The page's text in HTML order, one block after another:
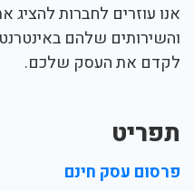
אנו עוזרים לחברות להציג
והשירותים שלהם
לקדם את העסק שלכם.
תפריט
פרסום עסק חינם